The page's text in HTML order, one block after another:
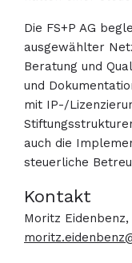
Die FS+P AG
ausgewählter
Beratung und
und
mit IP-/
auch die
steuerliche
Kontakt
Moritz Eidenbenz,